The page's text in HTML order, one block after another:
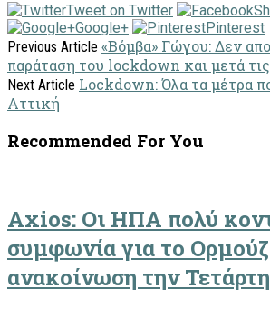
Tweet on Twitter
Google+
Pinterest
Previous Article «Βόμβα» Γώγου: Δεν
παράταση του lockdown και μετά
Next Article Lockdown: Όλα τα μέτρα
Αττική
Recommended For You
Axios: Οι ΗΠΑ πολύ
συμφωνία για το
ανακοίνωση την Τετάρτη